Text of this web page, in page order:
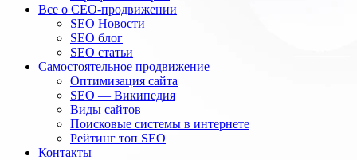
Все о СЕО-продвижении
SEO Новости
SEO блог
SEO статьи
Самостоятельное продвижение
Оптимизация сайта
SEO — Википедия
Виды сайтов
Поисковые системы в интернете
Рейтинг топ SEO
Контакты